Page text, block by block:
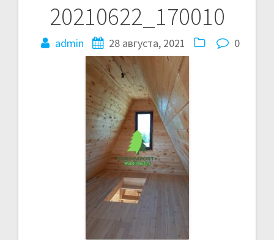
20210622_170010
admin 28 августа, 2021 0